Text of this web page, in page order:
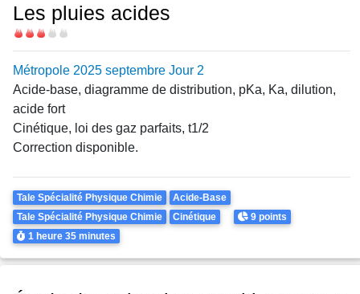
Les pluies acides
Difficulté
Métropole 2025 septembre Jour 2
Acide-base, diagramme de distribution, pKa, Ka, dilution,
acide fort
Cinétique, loi des gaz parfaits, t1/2
Correction disponible.
Theme
Tale Spécialité Physique Chimie
Acide-Base
Tale Spécialité Physique Chimie
Cinétique Points
9 points
Durée
1 heure 35 minutes